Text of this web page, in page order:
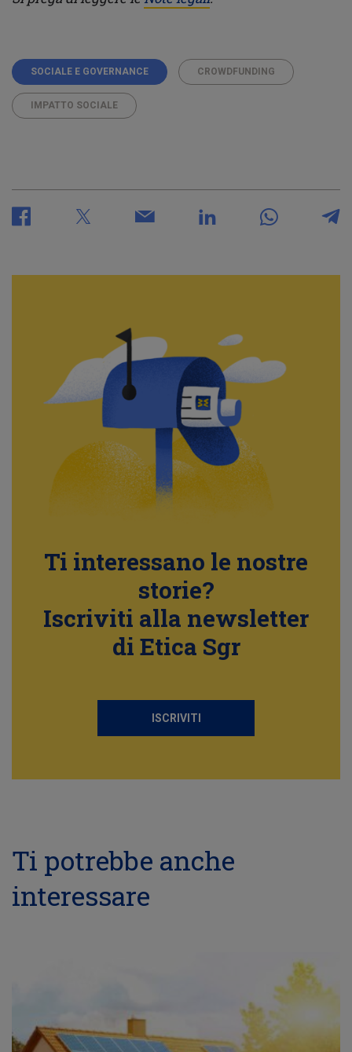
SOCIALE E GOVERNANCE CROWDFUNDING
IMPATTO SOCIALE
Ti interessano le nostre
storie?
Iscriviti alla newsletter
di Etica Sgr
ISCRIVITI
Ti potrebbe anche
interessare